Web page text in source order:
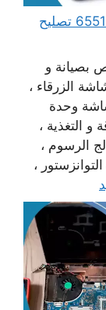
مهندس كمبيوتر العارضية الصناعية 65511033 تصليح
بصيانة و
الزرقاء ،
وحدة
التغذية ،
الرسوم ،
،